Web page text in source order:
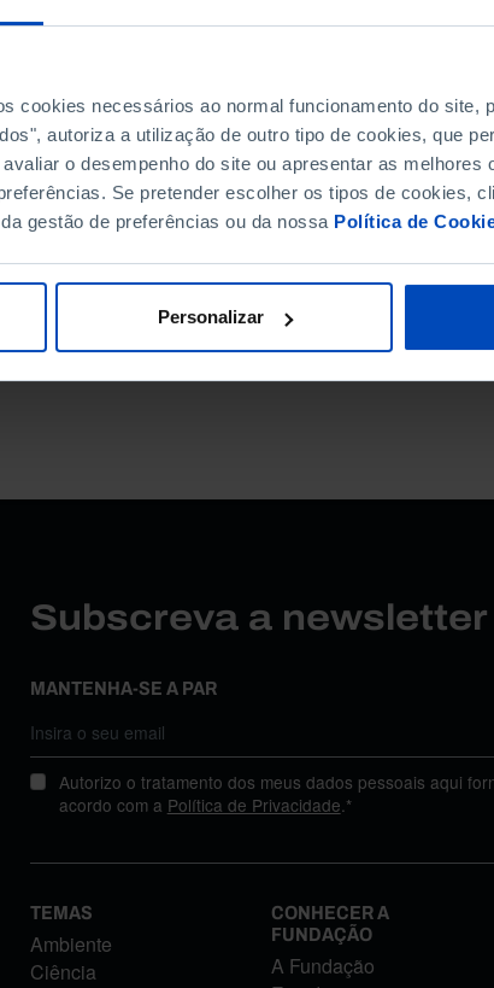
cookies necessários ao normal funcionamento do site,
autoriza a utilização de outro tipo de cookies, que
o desempenho do site ou apresentar as melhores
Se pretender escolher os tipos de cookies,
gestão de preferências ou da nossa Política de
Personalizar
DATA DE FIM
Subscreva a
MANTENHA-SE A PAR
Autorizo o tratamento dos meus dados pessoais aqui
acordo com a Política de Privacidade.*
TEMAS
Ambiente
Ciência
CONHECER A
FUNDAÇÃO
A Fundação